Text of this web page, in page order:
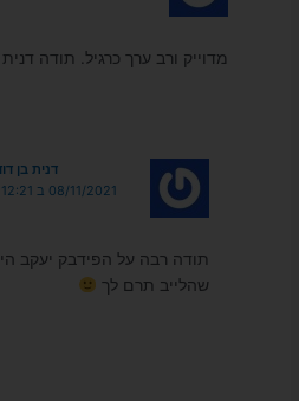
מדוייק ורב ערך כרגיל. תודה דנית
דנית בן
08/11/2021 ב 12:21
תודה רבה על הפידבק יעקב
שהלייב תרם לך